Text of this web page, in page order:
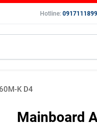
Hotline:
K D4
Mainboard